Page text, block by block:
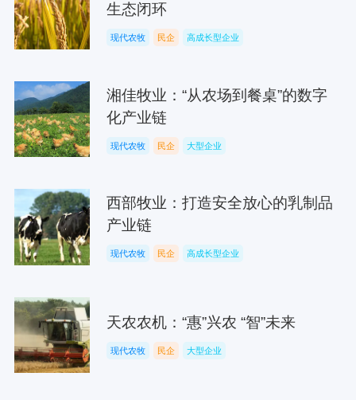
生态闭环
现代农牧 民企 高成长型企业
湘佳牧业：“从农场到餐桌”的数字
化产业链
现代农牧 民企 大型企业
西部牧业：打造安全放心的乳制品
产业链
现代农牧 民企 高成长型企业
天农农机：“惠”兴农 “智”未来
现代农牧 民企 大型企业